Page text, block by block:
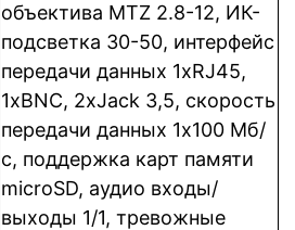
объектива MTZ 2.8-12, ИК-
подсветка 30-50, интерфейс
передачи данных 1xRJ45,
1xBNC, 2xJack 3,5, cкорость
передачи данных 1x100 Мб/
с, поддержка карт памяти
microSD, аудио входы/
выходы 1/1, тревожные